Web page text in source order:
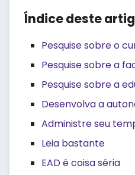
Índice deste
Pesquise sobre o
Pesquise sobre a
Pesquise sobre a
Desenvolva a
Administre seu
Leia bastante
EAD é coisa séria